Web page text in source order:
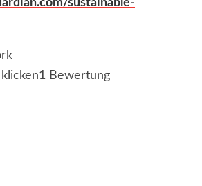
sustainable-
1 Bewertung